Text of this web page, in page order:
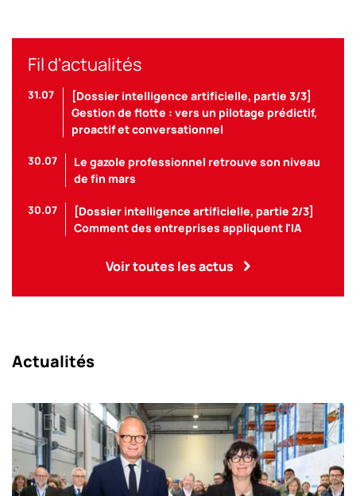
Fil d'actualités
31.07
[Dossier intelligence artificielle, partie 3/3]
Gestion de flotte : vers un pilotage prédictif,
proactif et conversationnel
30.07
Le gazole professionnel retrouve son niveau
de fin mars
30.07
[Dossier intelligence artificielle, partie 2/3]
Comment des entreprises appliquent l'IA
Voir toutes les actus
Actualités